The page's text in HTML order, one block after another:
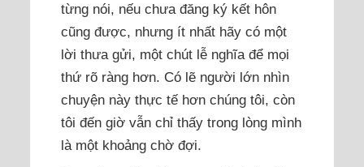
từng nói, nếu chưa đăng ký kết hôn
cũng được, nhưng ít nhất hãy có một
lời thưa gửi, một chút lễ nghĩa để mọi
thứ rõ ràng hơn. Có lẽ người lớn nhìn
chuyện này thực tế hơn chúng tôi, còn
tôi đến giờ vẫn chỉ thấy trong lòng mình
là một khoảng chờ đợi.